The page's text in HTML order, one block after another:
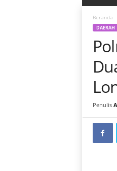
i
Beranda
DAERAH
Penulis